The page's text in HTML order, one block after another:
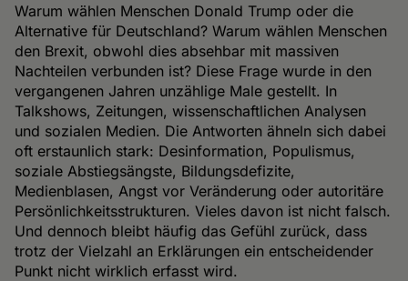
Warum wählen Menschen Donald Trump oder die
Alternative für Deutschland? Warum wählen Menschen
den Brexit, obwohl dies absehbar mit massiven
Nachteilen verbunden ist? Diese Frage wurde in den
vergangenen Jahren unzählige Male gestellt. In
Talkshows, Zeitungen, wissenschaftlichen Analysen
und sozialen Medien. Die Antworten ähneln sich dabei
oft erstaunlich stark: Desinformation, Populismus,
soziale Abstiegsängste, Bildungsdefizite,
Medienblasen, Angst vor Veränderung oder autoritäre
Persönlichkeitsstrukturen. Vieles davon ist nicht falsch.
Und dennoch bleibt häufig das Gefühl zurück, dass
trotz der Vielzahl an Erklärungen ein entscheidender
Punkt nicht wirklich erfasst wird.